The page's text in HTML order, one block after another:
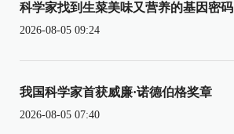
科学家找到生菜美味又营养的基因密码
2026-08-05 09:24
我国科学家首获威廉·诺德伯格奖章
2026-08-05 07:40